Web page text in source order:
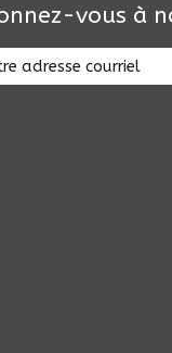
vous à